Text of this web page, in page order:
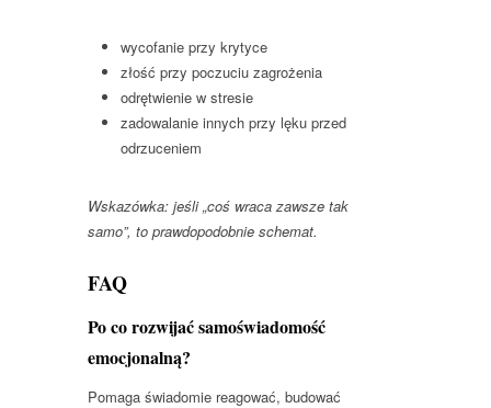
wycofanie przy krytyce
złość przy poczuciu zagrożenia
odrętwienie w stresie
zadowalanie innych przy lęku przed
odrzuceniem
Wskazówka: jeśli „coś wraca zawsze tak
samo”, to prawdopodobnie schemat.
FAQ
Po co rozwijać samoświadomość
emocjonalną?
Pomaga świadomie reagować, budować